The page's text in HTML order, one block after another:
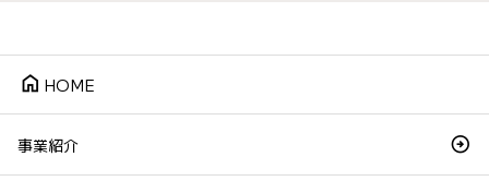
home HOME
事業紹介